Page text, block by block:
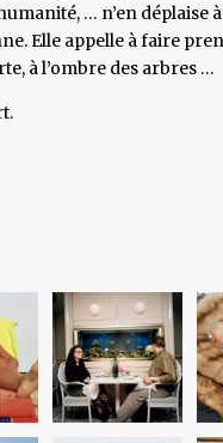
… n’en
Elle appelle à faire
à l’ombre des arbres …